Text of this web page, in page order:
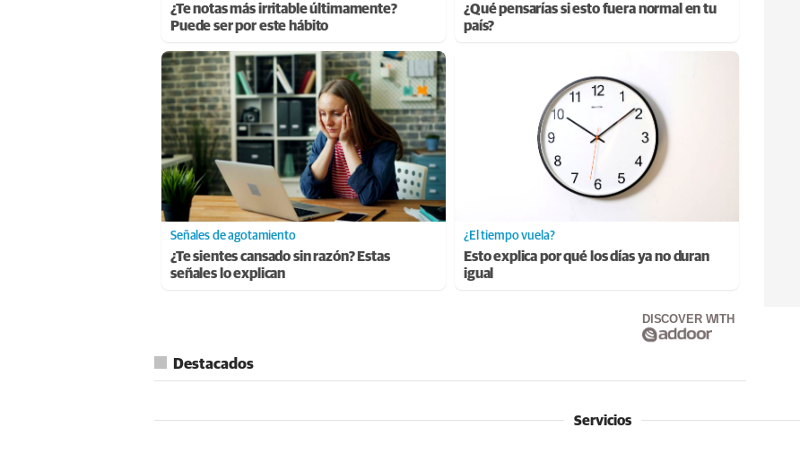
¿Te notas más irritable últimamente?
Puede ser por este hábito
¿Qué pensarías si esto fuera normal en tu
país?
Señales de agotamiento
¿Te sientes cansado sin razón? Estas
señales lo explican
¿El tiempo vuela?
Esto explica por qué los días ya no duran
igual
DISCOVER WITH
Destacados
Servicios